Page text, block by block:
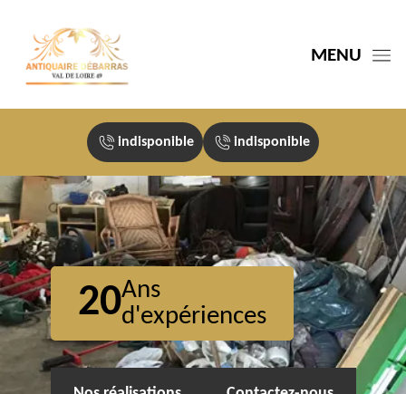
MENU
indisponible indisponible
20Ans
d'expériences